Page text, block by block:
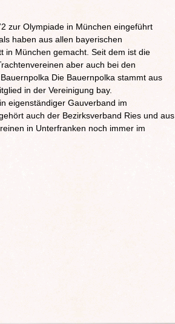
zur Olympiade in München eingeführt
haben aus allen bayerischen
in München gemacht. Seit dem ist die
aber auch bei den
Die Bauernpolka stammt aus
in der Vereinigung bay.
eigenständiger Gauverband im
auch der Bezirksverband Ries und aus
in Unterfranken noch immer im